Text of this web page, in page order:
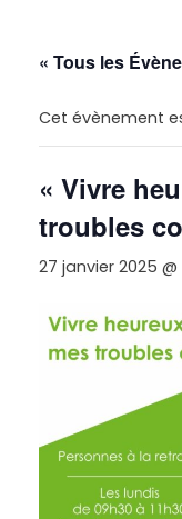
« Tous les
Cet évènement
« Vivre
troubles
27 janvier 2025 @